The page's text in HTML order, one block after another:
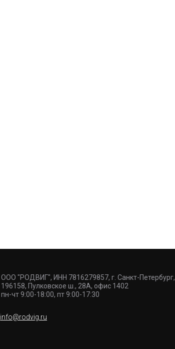
ООО "РОДВИГ", ИНН 7816279857, г. Санкт-Петербург,
196158, Пулковское ш., 28А, офис 1402
пн-чт 9:00-18:00, пт 9:00-17:30
info@rodvig.ru